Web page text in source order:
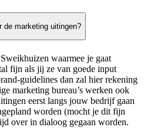
de marketing uitingen?
waarmee je gaat
fijn als jij ze van goede input
guidelines dan zal hier rekening
marketing bureau’s werken ook
eerst langs jouw bedrijf gaan
worden (mocht je dit fijn
over in dialoog gegaan worden.